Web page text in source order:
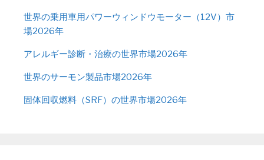
世界の乗用車用パワーウィンドウモーター（12V）市
場2026年
アレルギー診断・治療の世界市場2026年
世界のサーモン製品市場2026年
固体回収燃料（SRF）の世界市場2026年